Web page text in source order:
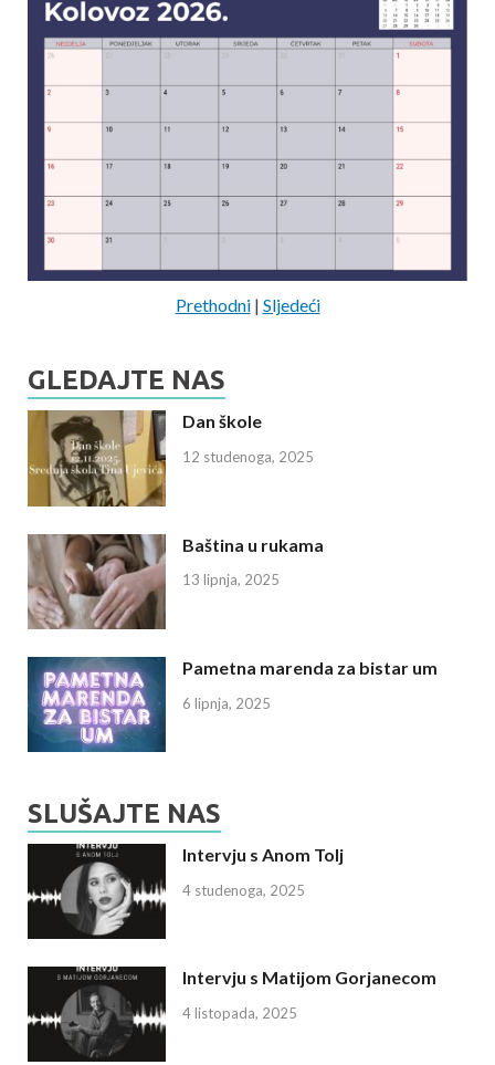
Prethodni| Sljedeći
GLEDAJTE NAS
Dan škole
12 studenoga, 2025
Baština u rukama
13 lipnja, 2025
Pametna marenda za bistar um
6 lipnja, 2025
SLUŠAJTE NAS
Intervju s Anom Tolj
4 studenoga, 2025
Intervju s Matijom Gorjanecom
4 listopada, 2025